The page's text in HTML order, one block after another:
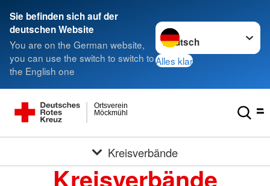
Sie befinden sich auf der
deutschen Website
You are on the German website,
you can use the switch to switch to
the English one
Sprache wechseln zu
Alles klar
Möckmühl
Ortsverein
Kreisverbände
Kreisverbände